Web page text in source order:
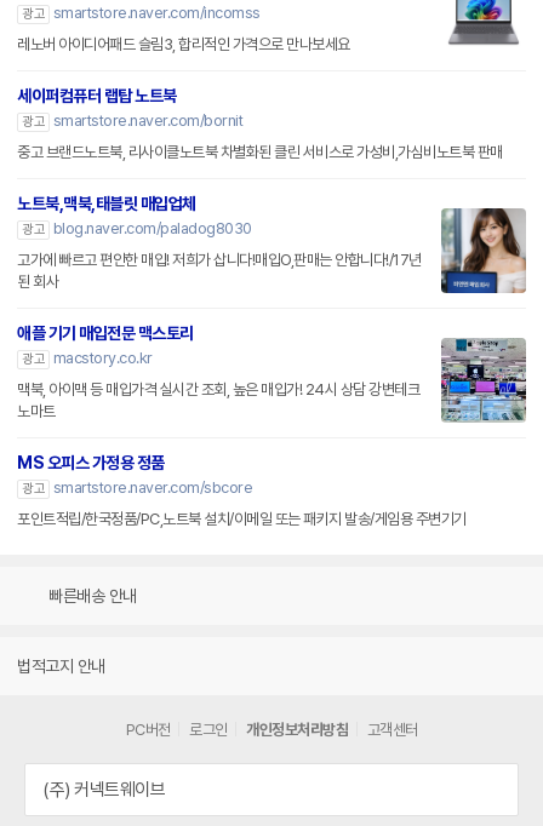
광고 smartstore.naver.com/incomss
레노버 아이디어패드 슬림3, 합리적인 가격으로 만나보세요
세이퍼컴퓨터 랩탑 노트북
광고 smartstore.naver.com/bornit
중고 브랜드노트북, 리사이클노트북 차별화된 클린 서비스로 가성비,가심비노트북 판매
노트북,맥북,태블릿 매입업체
광고
blog.naver.com/paladog8030
고가에 빠르고 편안한 매입! 저희가 삽니다!매입O,판매는 안합니다!/17년
된 회사
애플 기기 매입전문 맥스토리
광고
macstory.co.kr
맥북, 아이맥 등 매입가격 실시간 조회, 높은 매입가! 24시 상담 강변테크
노마트
MS 오피스 가정용 정품
광고 smartstore.naver.com/sbcore
포인트적립/한국정품/PC,노트북 설치/이메일 또는 패키지 발송/게임용 주변기기
빠른배송 안내
법적고지 안내
PC버전 로그인 개인정보처리방침 고객센터
(주) 커넥트웨이브